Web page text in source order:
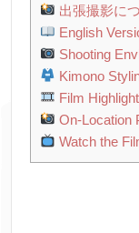
出張撮影に
English
Shooting
Kimono
Film
On-Location
Watch the